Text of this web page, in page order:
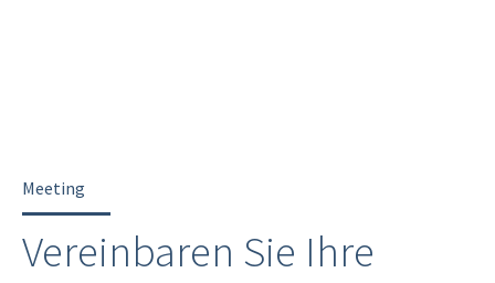
Meeting
Vereinbaren Sie Ihre